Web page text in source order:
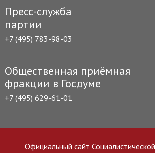
Пресс-служба
партии
+7 (495) 783-98-03
Общественная приёмная
фракции в Госдуме
+7 (495) 629-61-01
Официальный сайт Социалистической